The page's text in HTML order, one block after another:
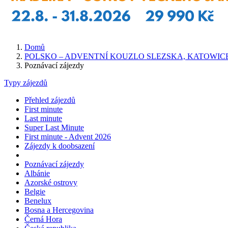
Domů
POLSKO – ADVENTNÍ KOUZLO SLEZSKA,
Poznávací zájezdy
Typy zájezdů
Přehled zájezdů
First minute
Last minute
Super Last Minute
First minute - Advent 2026
Zájezdy k doobsazení
Poznávací zájezdy
Albánie
Azorské ostrovy
Belgie
Benelux
Bosna a Hercegovina
Černá Hora